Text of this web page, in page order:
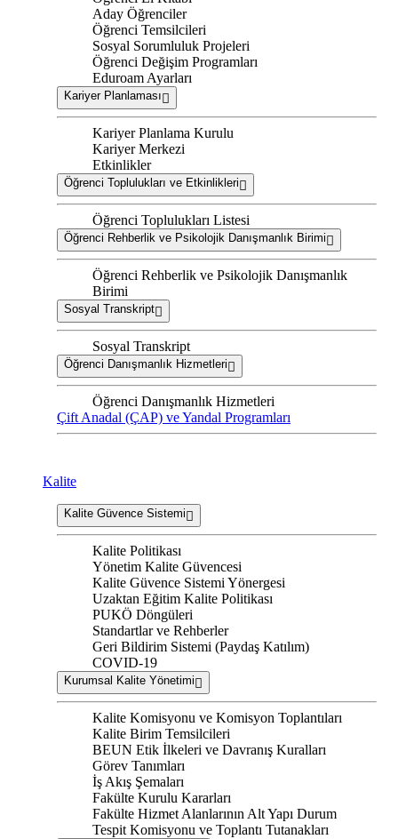
Aday Öğrenciler
Öğrenci Temsilcileri
Sosyal Sorumluluk Projeleri
Öğrenci Değişim Programları
Eduroam Ayarları
Kariyer Planlaması
Kariyer Planlama Kurulu
Kariyer Merkezi
Etkinlikler
Öğrenci Toplulukları ve Etkinlikleri
Öğrenci Toplulukları Listesi
Öğrenci Rehberlik ve Psikolojik Danışmanlık Birimi
Öğrenci Rehberlik ve Psikolojik Danışmanlık
Birimi
Sosyal Transkript
Sosyal Transkript
Öğrenci Danışmanlık Hizmetleri
Öğrenci Danışmanlık Hizmetleri
Çift Anadal (ÇAP) ve Yandal Programları
Kalite
Kalite Güvence Sistemi
Kalite Politikası
Yönetim Kalite Güvencesi
Kalite Güvence Sistemi Yönergesi
Uzaktan Eğitim Kalite Politikası
PUKÖ Döngüleri
Standartlar ve Rehberler
Geri Bildirim Sistemi (Paydaş Katılım)
COVID-19
Kurumsal Kalite Yönetimi
Kalite Komisyonu ve Komisyon Toplantıları
Kalite Birim Temsilcileri
BEUN Etik İlkeleri ve Davranış Kuralları
Görev Tanımları
İş Akış Şemaları
Fakülte Kurulu Kararları
Fakülte Hizmet Alanlarının Alt Yapı Durum
Tespit Komisyonu ve Toplantı Tutanakları